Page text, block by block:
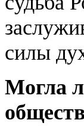
силы
Могла